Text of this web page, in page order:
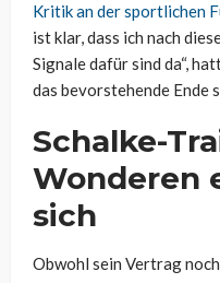
Kritik an der sportlichen
ist klar, dass ich nach
Signale dafür sind da“,
das bevorstehende Ende
Schalke-
Wonderen
sich
Obwohl sein Vertrag